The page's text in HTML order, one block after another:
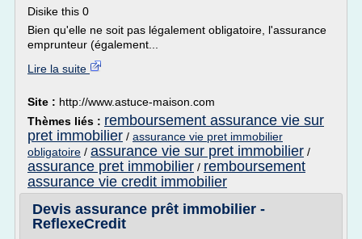
Disike this 0
Bien qu'elle ne soit pas légalement obligatoire, l'assurance
emprunteur (également...
Lire la suite
Site : http://www.astuce-maison.com
Thèmes liés : remboursement assurance vie sur
pret immobilier / assurance vie pret immobilier
obligatoire / assurance vie sur pret immobilier /
assurance pret immobilier / remboursement
assurance vie credit immobilier
Devis assurance prêt immobilier -
ReflexeCredit